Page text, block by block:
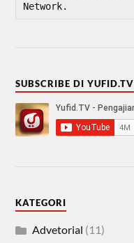
Network.
SUBSCRIBE DI YUFID.TV
KATEGORI
Advetorial (11)